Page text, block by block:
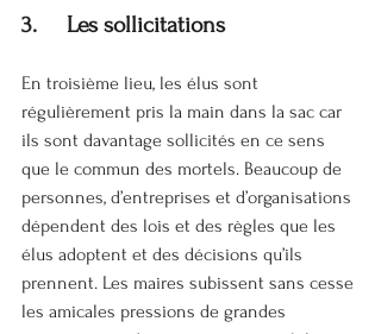
3.     Les sollicitations
En troisième lieu, les élus sont
régulièrement pris la main dans la sac car
ils sont davantage sollicités en ce sens
que le commun des mortels. Beaucoup de
personnes, d’entreprises et d’organisations
dépendent des lois et des règles que les
élus adoptent et des décisions qu’ils
prennent. Les maires subissent sans cesse
les amicales pressions de grandes